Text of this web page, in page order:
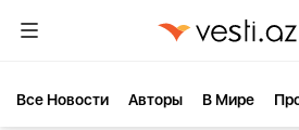
Все Новости Aвторы В Мире